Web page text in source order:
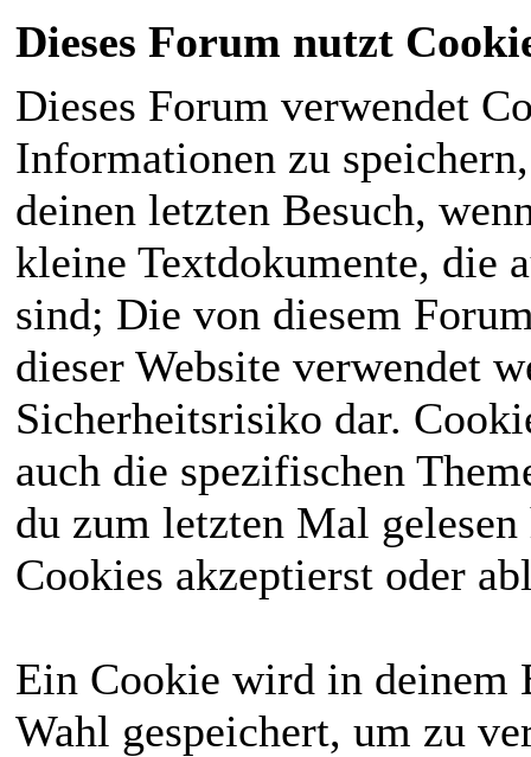
Dieses Forum nutzt
Dieses Forum verwendet
Informationen zu
deinen letzten Besuch,
kleine Textdokumente, die
sind; Die von diesem
dieser Website verwendet
Sicherheitsrisiko dar.
auch die spezifischen
du zum letzten Mal
Cookies akzeptierst oder
Ein Cookie wird in deinem
Wahl gespeichert, um zu